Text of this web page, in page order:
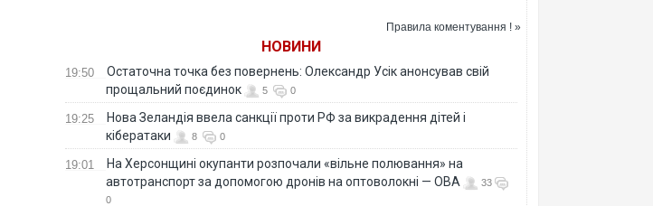
Правила коментування ! »
НОВИНИ
19:50
Остаточна точка без повернень: Олександр Усік анонсував свій
прощальний поєдинок
5 0
19:25
Нова Зеландія ввела санкції проти РФ за викрадення дітей і
кібератаки
8 0
19:01
На Херсонщині окупанти розпочали «вільне полювання» на
автотранспорт за допомогою дронів на оптоволокні — ОВА
33
0